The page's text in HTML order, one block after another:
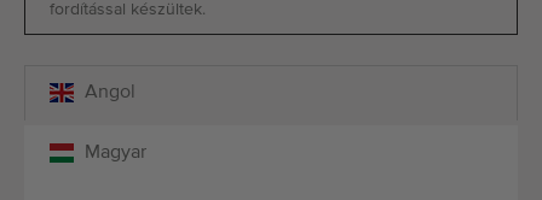
fordítással készültek.
Magyar
Angol